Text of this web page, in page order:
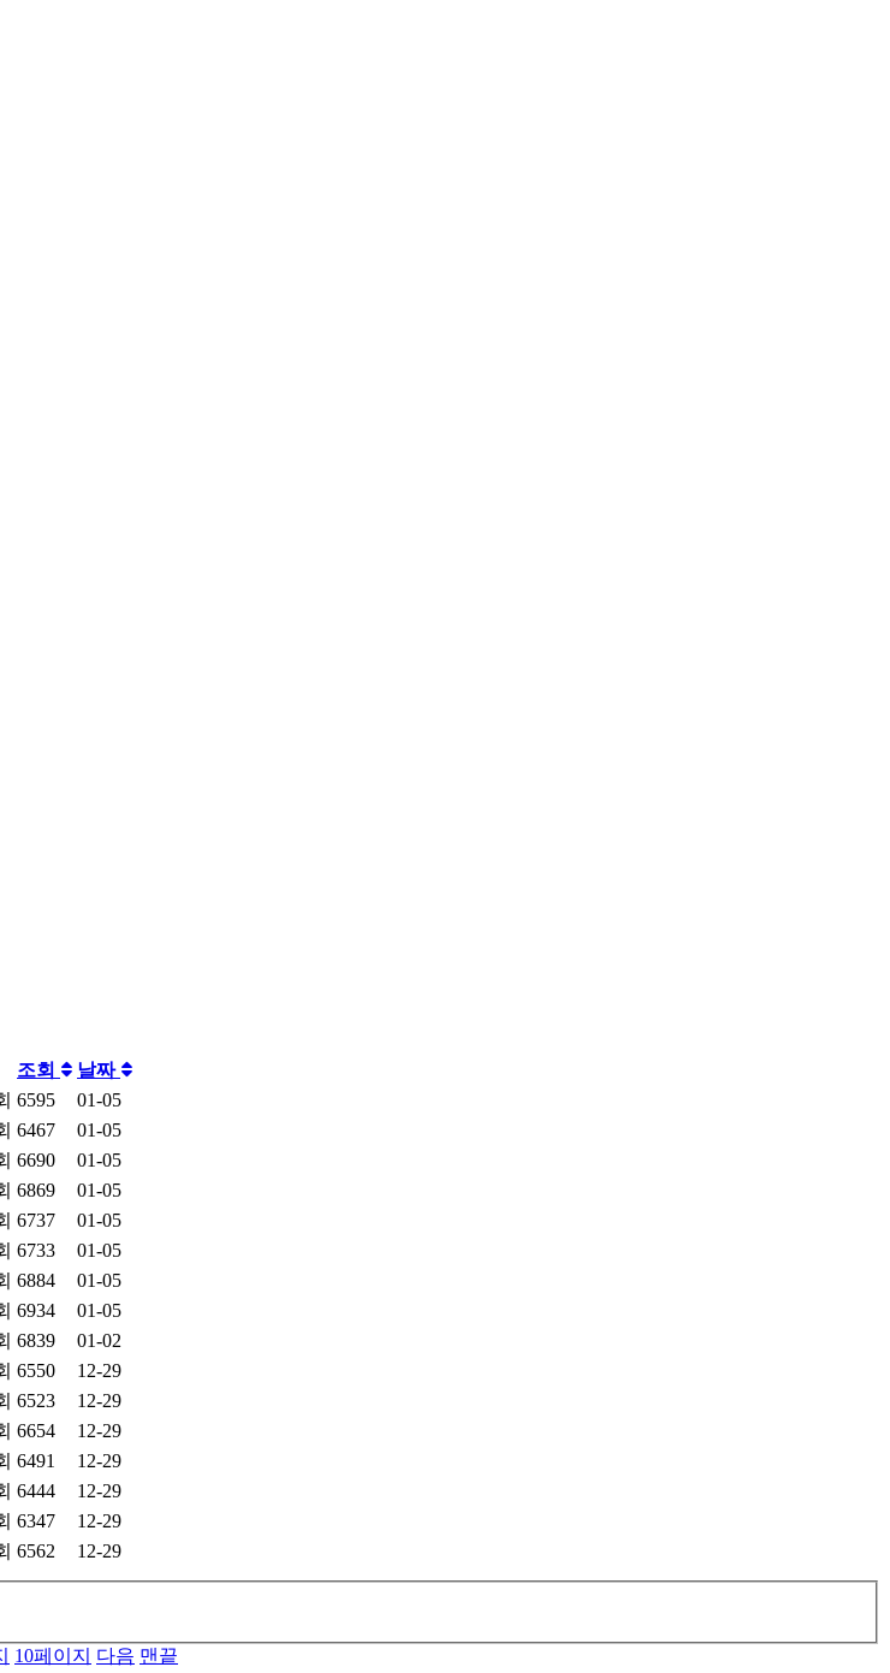
조회
날짜
6595
01-05
6467
01-05
6690
01-05
6869
01-05
6737
01-05
6733
01-05
6884
01-05
6934
01-05
6839
01-02
6550
12-29
6523
12-29
6654
12-29
6491
12-29
6444
12-29
6347
12-29
6562
12-29
10페이지 다음 맨끝